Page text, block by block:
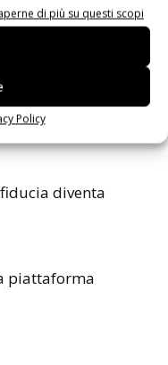
di più su questi scopi
Policy
per
diventa
piattaforma